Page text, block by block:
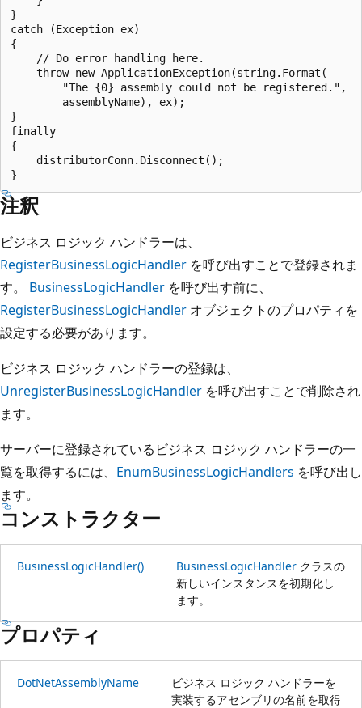
}
catch (Exception ex)
{
    // Do error handling here.
    throw new ApplicationException(string.Format(
        "The {0} assembly could not be registered.",
        assemblyName), ex);
}
finally
{
    distributorConn.Disconnect();
注釈
ビジネス ロジック ハンドラーは、
RegisterBusinessLogicHandler を呼び出すことで登録されま
す。 BusinessLogicHandler を呼び出す前に、
RegisterBusinessLogicHandler オブジェクトのプロパティを
設定する必要があります。
ビジネス ロジック ハンドラーの登録は、
UnregisterBusinessLogicHandler を呼び出すことで削除され
ます。
サーバーに登録されているビジネス ロジック ハンドラーの一
覧を取得するには、 EnumBusinessLogicHandlers を呼び出し
ます。
コンストラクター
BusinessLogicHandler() BusinessLogicHandler クラスの
新しいインスタンスを初期化し
ます。
プロパティ
DotNetAssemblyName
ビジネス ロジック ハンドラーを
実装するアセンブリの名前を取得